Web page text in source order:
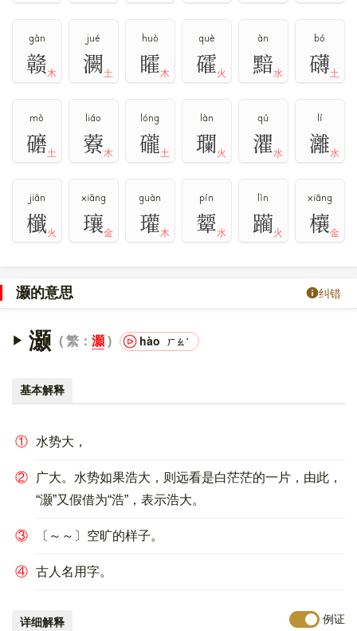
gàn
赣木
jué
灍土
huò
矐木
què
礭火
àn
黯水
bó
礴土
mò
礳土
liáo
藔木
lóng
礲土
làn
瓓火
qú
灈水
lí
灕水
jiān
櫼火
xiāng
瓖金
guàn
瓘木
pín
颦水
lìn
躏火
xiāng
欀金
灏的意思 纠错
灏 繁： 灝 hào ㄏㄠˋ
基本解释
① 水势大，
②
广大。水势如果浩大，则远看是白茫茫的一片，由此，
“灏”又假借为“浩”，表示浩大。
③ 〔～～〕空旷的样子。
④ 古人名用字。
详细解释 例证